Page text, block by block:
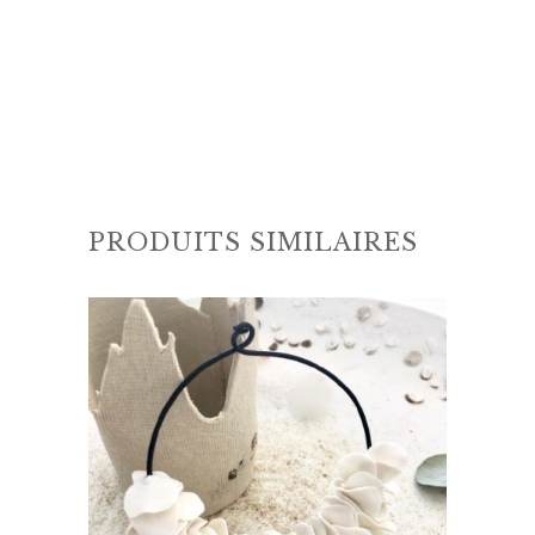
PRODUITS SIMILAIRES
Ce
produit
a